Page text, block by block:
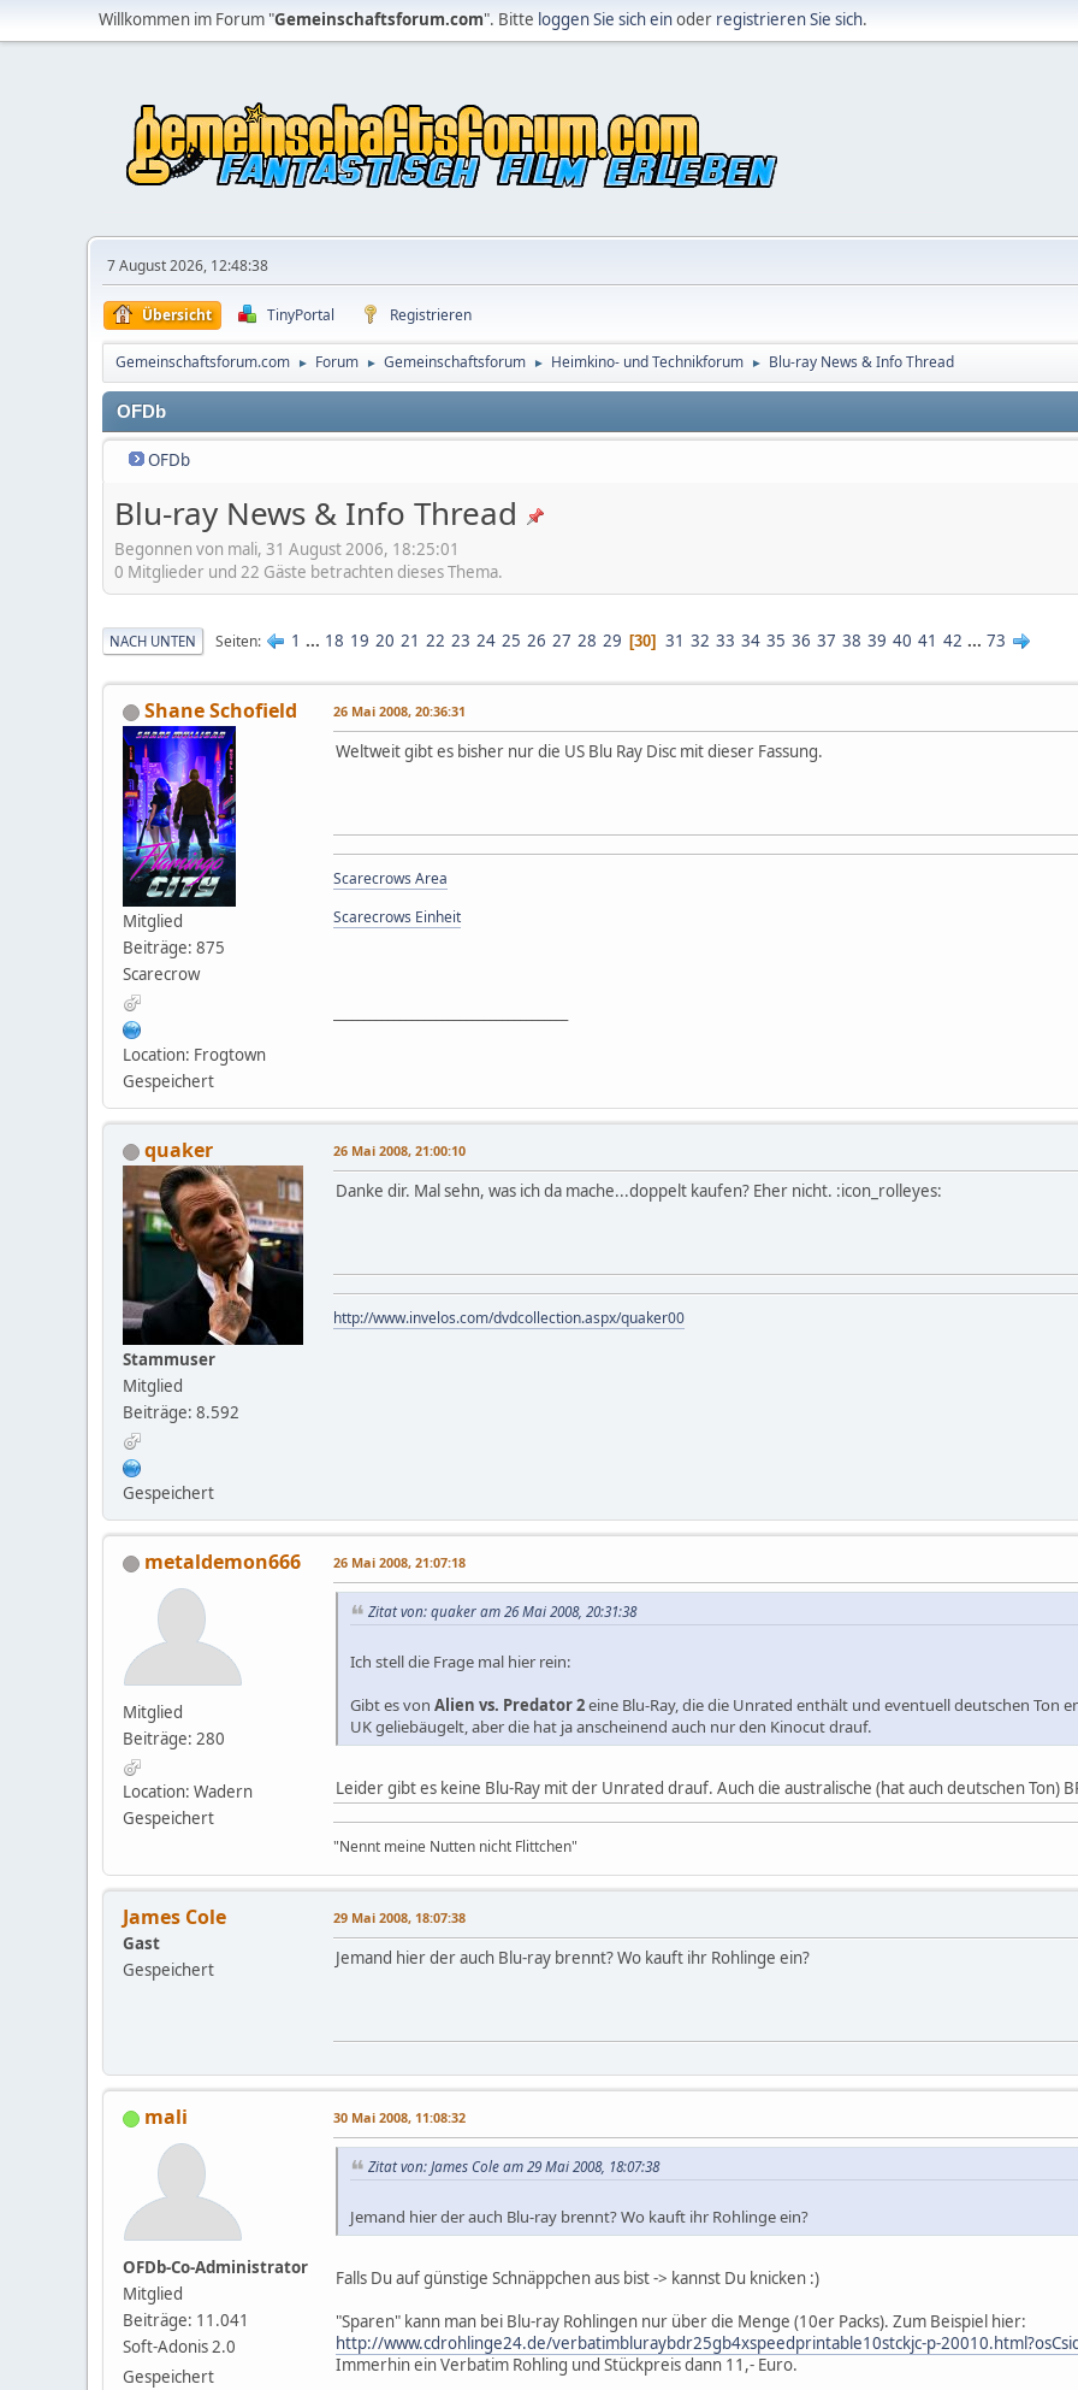
Willkommen im Forum "Gemeinschaftsforum.com". Bitte loggen Sie sich einoder registrieren Sie sich.
7 August 2026, 12:48:38
Übersicht TinyPortal Registrieren
Gemeinschaftsforum.com ► Forum ► Gemeinschaftsforum ► Heimkino- und Technikforum ► Blu-ray News & Info Thread
OFDb
OFDb
Blu-ray News & Info Thread
Begonnen von mali, 31 August 2006, 18:25:01
0 Mitglieder und 22 Gäste betrachten dieses Thema.
NACH UNTEN Seiten 1 ... 18 19 20 21 22 23 24 25 26 27 28 29 30 31 32 33 34 35 36 37 38 39 40 41 42 ... 73
Shane Schofield
Mitglied
Beiträge: 875
Scarecrow
Location: Frogtown
Gespeichert
26 Mai 2008, 20:36:31
Weltweit gibt es bisher nur die US Blu Ray Disc mit dieser Fassung.
Scarecrows Area
Scarecrows Einheit
quaker
Stammuser
Mitglied
Beiträge: 8.592
Gespeichert
26 Mai 2008, 21:00:10
Danke dir. Mal sehn, was ich da mache...doppelt kaufen? Eher nicht. :icon_rolleyes:
http://www.invelos.com/dvdcollection.aspx/quaker00
metaldemon666
Mitglied
Beiträge: 280
Location: Wadern
Gespeichert
26 Mai 2008, 21:07:18
Zitat von: quaker am 26 Mai 2008, 20:31:38
Ich stell die Frage mal hier rein:
Gibt es von Alien vs. Predator 2eine Blu-Ray, die die Unrated enthält und eventuell deutschen Ton
UK geliebäugelt, aber die hat ja anscheinend auch nur den Kinocut drauf.
Leider gibt es keine Blu-Ray mit der Unrated drauf. Auch die australische (hat auch deutschen Ton)
"Nennt meine Nutten nicht Flittchen"
James Cole
Gast
Gespeichert
29 Mai 2008, 18:07:38
Jemand hier der auch Blu-ray brennt? Wo kauft ihr Rohlinge ein?
mali
OFDb-Co-Administrator
Mitglied
Beiträge: 11.041
Soft-Adonis 2.0
Gespeichert
30 Mai 2008, 11:08:32
Zitat von: James Cole am 29 Mai 2008, 18:07:38
Jemand hier der auch Blu-ray brennt? Wo kauft ihr Rohlinge ein?
Falls Du auf günstige Schnäppchen aus bist -> kannst Du knicken :)
"Sparen" kann man bei Blu-ray Rohlingen nur über die Menge (10er Packs). Zum Beispiel hier:
http://www.cdrohlinge24.de/verbatimbluraybdr25gb4xspeedprintable10stckjc-p-
Immerhin ein Verbatim Rohling und Stückpreis dann 11,- Euro.